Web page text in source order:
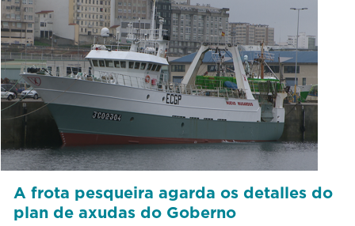
A frota pesqueira agarda os detalles do
plan de axudas do Goberno